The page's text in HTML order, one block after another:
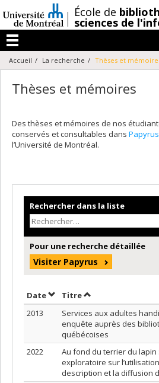
au
contenu
/École de
sciences de
Menu
Accueil La recherche Thèses et
Thèses et mémoires
Des thèses et mémoires de nos
conservés et consultables dans Papyrus
l’Université de Montréal.
Rechercher dans la liste
Pour une recherche détaillée
Visiter Papyrus
DateTrier par date en ordre
TitreTrier par titre en
2013
Services aux adultes
enquête auprès des
québécoises
2022
Au fond du terrier du lapin
exploratoire sur
description et la diffusion